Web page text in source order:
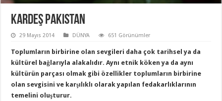
Kardeş Pakistan
29 Mayıs 2014 DÜNYA 651 Görünümler
Toplumların birbirine olan sevgileri daha çok tarihsel ya da
kültürel bağlarıyla alakalıdır. Aynı etnik köken ya da aynı
kültürün parçası olmak gibi özellikler toplumların birbirine
olan sevgisini ve karşılıklı olarak yapılan fedakarlıklarının
temelini oluşturur.